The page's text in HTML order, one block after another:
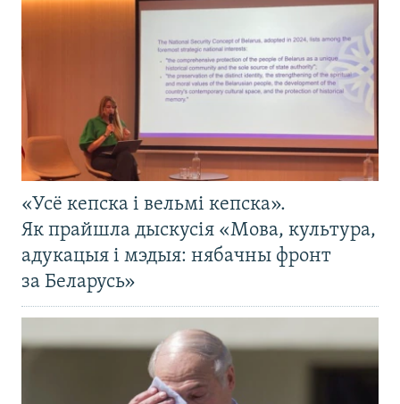
«Усё кепска і вельмі кепска».
Як прайшла дыскусія «Мова, культура,
адукацыя і мэдыя: нябачны фронт
за Беларусь»